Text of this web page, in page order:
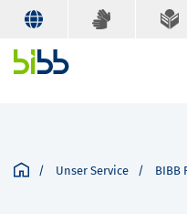
Unser Service BIBB